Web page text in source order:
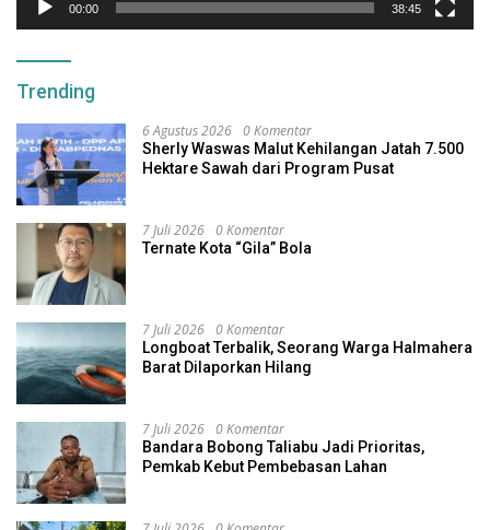
00:00 38:45
Trending
6 Agustus 2026 0 Komentar
Sherly Waswas Malut Kehilangan Jatah 7.500
Hektare Sawah dari Program Pusat
7 Juli 2026 0 Komentar
Ternate Kota “Gila” Bola
7 Juli 2026 0 Komentar
Longboat Terbalik, Seorang Warga Halmahera
Barat Dilaporkan Hilang
7 Juli 2026 0 Komentar
Bandara Bobong Taliabu Jadi Prioritas,
Pemkab Kebut Pembebasan Lahan